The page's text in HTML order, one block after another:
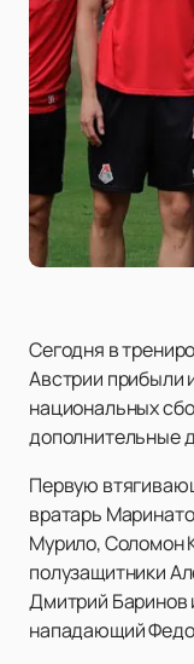
Сегодня в
Австрии прибыли
национальных
дополнительные
Первую
вратарь
Мурило, Соломон
полузащитники
Дмитрий Баринов
нападающий